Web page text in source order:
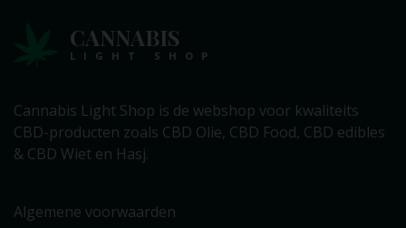
CANNABIS
LIGHT SHOP
Cannabis Light Shop is de webshop voor kwaliteits
CBD-producten zoals CBD Olie, CBD Food, CBD edibles
& CBD Wiet en Hasj.
Algemene voorwaarden